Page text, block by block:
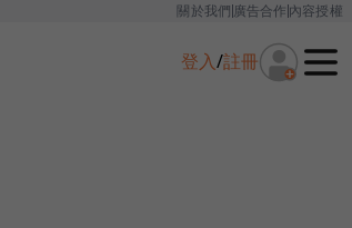
關於我們廣告合作內容授權
登入/註冊